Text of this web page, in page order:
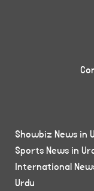
Showbiz News in
Sports News in
International
Urdu